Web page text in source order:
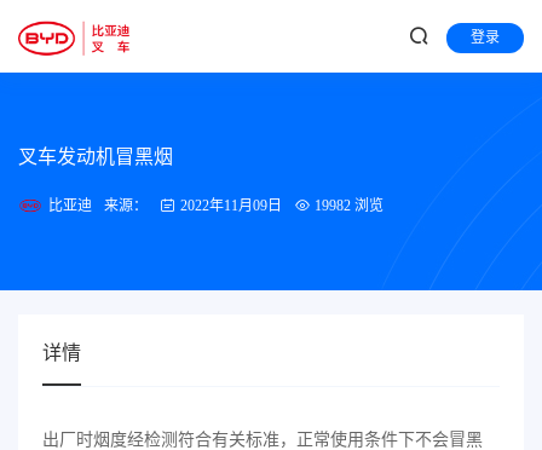
登录
叉车发动机冒黑烟
比亚迪 来源： 2022年11月09日 19982 浏览
详情
出厂时烟度经检测符合有关标准，正常使用条件下不会冒黑